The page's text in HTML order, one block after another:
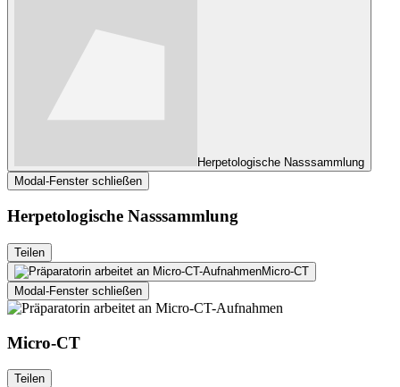
Herpetologische Nasssammlung
Modal-Fenster schließen
Herpetologische Nasssammlung
Teilen
Micro-CT
Modal-Fenster schließen
Micro-CT
Teilen